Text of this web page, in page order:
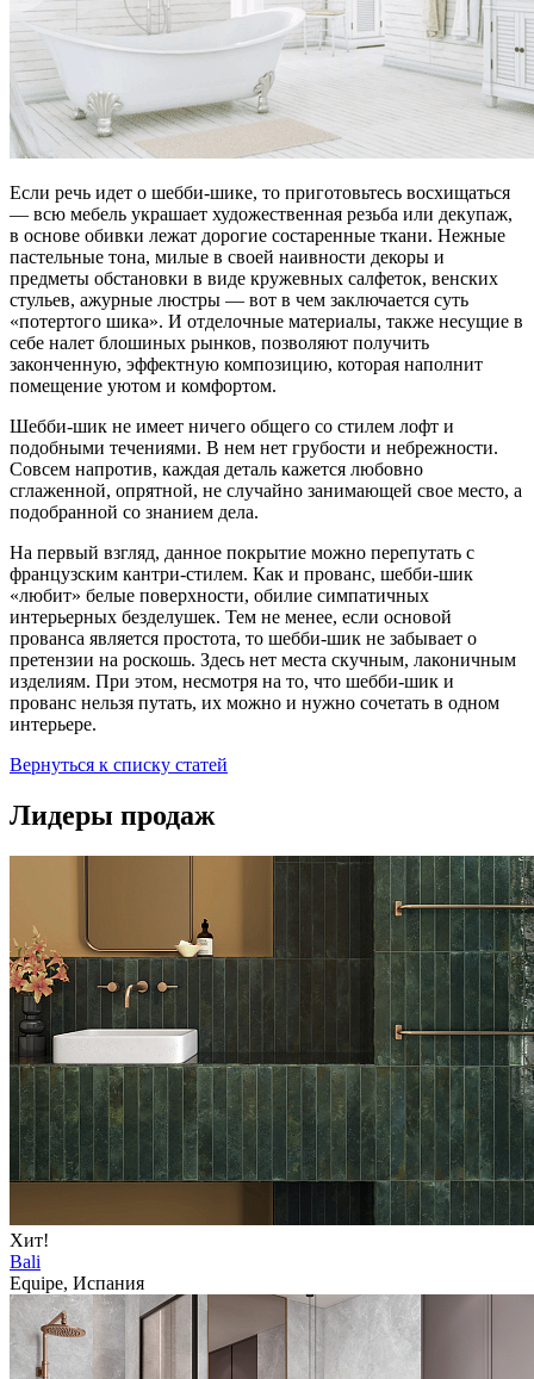
Если речь идет о шебби-шике, то приготовьтесь восхищаться
— всю мебель украшает художественная резьба или декупаж,
в основе обивки лежат дорогие состаренные ткани. Нежные
пастельные тона, милые в своей наивности декоры и
предметы обстановки в виде кружевных салфеток, венских
стульев, ажурные люстры — вот в чем заключается суть
«потертого шика». И отделочные материалы, также несущие в
себе налет блошиных рынков, позволяют получить
законченную, эффектную композицию, которая наполнит
помещение уютом и комфортом.
Шебби-шик не имеет ничего общего со стилем лофт и
подобными течениями. В нем нет грубости и небрежности.
Совсем напротив, каждая деталь кажется любовно
сглаженной, опрятной, не случайно занимающей свое место, а
подобранной со знанием дела.
На первый взгляд, данное покрытие можно перепутать с
французским кантри-стилем. Как и прованс, шебби-шик
«любит» белые поверхности, обилие симпатичных
интерьерных безделушек. Тем не менее, если основой
прованса является простота, то шебби-шик не забывает о
претензии на роскошь. Здесь нет места скучным, лаконичным
изделиям. При этом, несмотря на то, что шебби-шик и
прованс нельзя путать, их можно и нужно сочетать в одном
интерьере.
Вернуться к списку статей
Лидеры продаж
Хит!
Bali
Equipe, Испания